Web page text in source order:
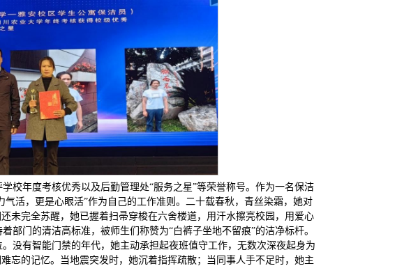
校年度考核优秀以及后勤管理处“服务之星”等荣誉称号。作为一名保洁
气活，更是心眼活”作为自己的工作准则。二十载春秋，青丝染霜，她对
未完全苏醒，她已握着扫帚穿梭在六舍楼道，用汗水擦亮校园，用爱心
部门的清洁高标准，被师生们称赞为“白裤子坐地不留痕”的洁净标杆。
没有智能门禁的年代，她主动承担起夜班值守工作，无数次深夜起身为
忘的记忆。当地震突发时，她沉着指挥疏散；当同事人手不足时，她主